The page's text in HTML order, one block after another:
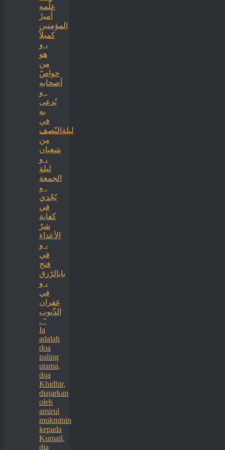
علّمه
أميرُ
المؤمنين
كميلاً
، و
هو
من
خواصّ
أصحابه
. و
يُدعى
به
في
ليلةالنّصف
مِن
شعبان
، و
ليلة
الجمعة
. و
يُجْدي
في
كفاية
شرّ
الأعداء
، و
في
فتح
بابالرّزق
، و
في
غفران
الذّنوب
. “
Ia
adalah
doa
paling
utama,
doa
Khidhir,
diajarkan
oleh
amirul
mukminin
kepada
Kumail,
dia